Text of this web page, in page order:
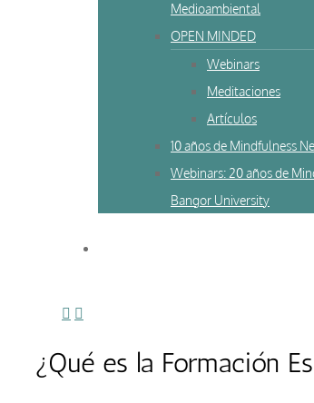
Medioambiental
OPEN MINDED
Webinars
Meditaciones
Artículos
10 años de Mindfulness
Webinars: 20 años de
Bangor University
¿Qué es la Formación